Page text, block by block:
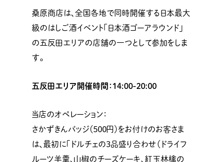
桑原商店は、全国各地で同時開催する日本最大
級のはしご酒イベント「日本酒ゴーアラウンド」
の五反田エリアの店舗の一つとして参加をしま
す。
五反田エリア開催時間：14:00-20:00
当店のオペレーション：
さかずきんバッジ（500円）をお付けのお客さま
は、最初に「ドルチェの3品盛り合わせ（ドライフ
ルーツ羊羹、山椒のチーズケーキ、紅玉林檎の